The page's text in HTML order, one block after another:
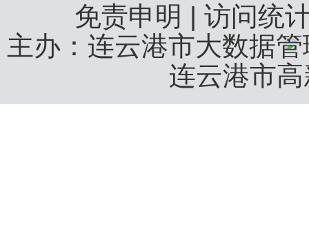
免责申明 | 访问统
主办：连云港市大数据
连云港市